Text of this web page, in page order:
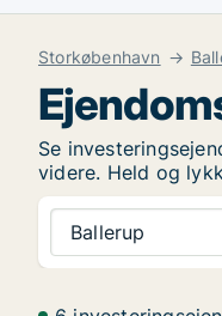
Storkøbenhavn
Se
videre. Held og
Ballerup